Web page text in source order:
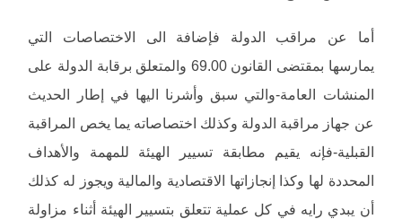
أما عن مراقب الدولة فإضافة الى الاختصاصات التي
يمارسها بمقتضى القانون 69.00 والمتعلق برقابة الدولة على
المنشات العامة-والتي سبق وأشرنا اليها في إطار الحديث
عن جهاز مراقبة الدولة وكذلك اختصاصاته يما يخص المراقبة
القبلية-فإنه يقيم مطابقة تسيير الهيئة للمهمة والأهداف
المحددة لها وكذا إنجازاتها الاقتصادية والمالية ويجوز له كذلك
أن يبدي رايه في كل عملية تتعلق بتسيير الهيئة أثناء مزاولة